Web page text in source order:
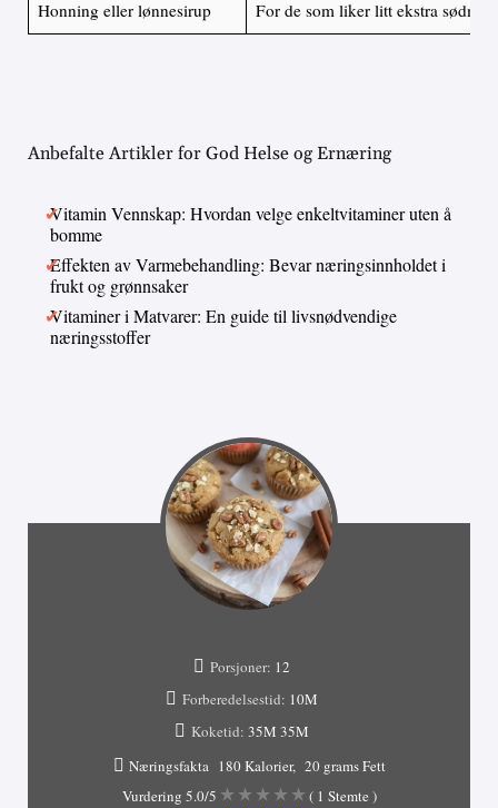
Honning eller lønnesirup For de som liker litt ekstra sødme
Anbefalte Artikler for God Helse og Ernæring
Vitamin Vennskap: Hvordan velge enkeltvitaminer uten å
bomme
Effekten av Varmebehandling: Bevar næringsinnholdet i
frukt og grønnsaker
Vitaminer i Matvarer: En guide til livsnødvendige
næringsstoffer
Porsjoner: 12
Forberedelsestid: 10M
Koketid: 35M 35M
Næringsfakta 180 Kalorier
20 grams Fett
Vurdering 5.0/5 ( 1 Stemte )